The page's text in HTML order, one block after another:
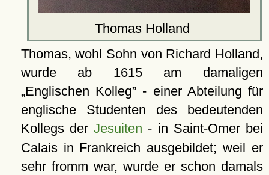
Thomas Holland
Thomas, wohl Sohn von Richard Holland,
wurde ab 1615 am damaligen
Englischen Kolleg
- einer Abteilung für
englische Studenten des bedeutenden
KollegsderJesuiten - in Saint-Omer bei
Calais in Frankreich ausgebildet; weil er
sehr fromm war, wurde er schon damals